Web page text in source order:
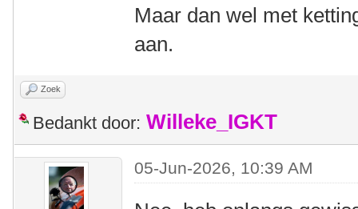
Maar dan wel met
aan.
Zoek
Bedankt door: Willeke_IGKT
05-Jun-2026, 10:39 AM